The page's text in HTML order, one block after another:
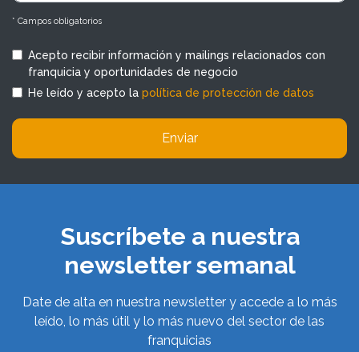
* Campos obligatorios
Acepto recibir información y mailings relacionados con
franquicia y oportunidades de negocio
He leído y acepto la política de protección de datos
Enviar
Suscríbete a nuestra
newsletter semanal
Date de alta en nuestra newsletter y accede a lo más
leído, lo más útil y lo más nuevo del sector de las
franquicias